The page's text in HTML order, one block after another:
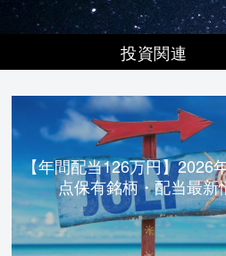
投資関連
【年間配当126万円】2026
点保有銘柄・配当最新